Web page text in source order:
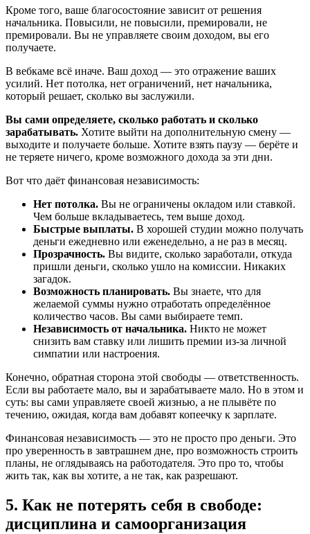
Кроме того, ваше благосостояние зависит от решения
начальника. Повысили, не повысили, премировали, не
премировали. Вы не управляете своим доходом, вы его
получаете.
В вебкаме всё иначе. Ваш доход — это отражение ваших
усилий. Нет потолка, нет ограничений, нет начальника,
который решает, сколько вы заслужили.
Вы сами определяете, сколько работать и сколько
зарабатывать. Хотите выйти на дополнительную смену —
выходите и получаете больше. Хотите взять паузу — берёте и
не теряете ничего, кроме возможного дохода за эти дни.
Вот что даёт финансовая независимость:
Нет потолка. Вы не ограничены окладом или ставкой.
Чем больше вкладываетесь, тем выше доход.
Быстрые выплаты. В хорошей студии можно получать
деньги ежедневно или еженедельно, а не раз в месяц.
Прозрачность. Вы видите, сколько заработали, откуда
пришли деньги, сколько ушло на комиссии. Никаких
загадок.
Возможность планировать. Вы знаете, что для
желаемой суммы нужно отработать определённое
количество часов. Вы сами выбираете темп.
Независимость от начальника. Никто не может
снизить вам ставку или лишить премии из-за личной
симпатии или настроения.
Конечно, обратная сторона этой свободы — ответственность.
Если вы работаете мало, вы и зарабатываете мало. Но в этом и
суть: вы сами управляете своей жизнью, а не плывёте по
течению, ожидая, когда вам добавят копеечку к зарплате.
Финансовая независимость — это не просто про деньги. Это
про уверенность в завтрашнем дне, про возможность строить
планы, не оглядываясь на работодателя. Это про то, чтобы
жить так, как вы хотите, а не так, как разрешают.
5. Как не потерять себя в свободе:
дисциплина и самоорганизация